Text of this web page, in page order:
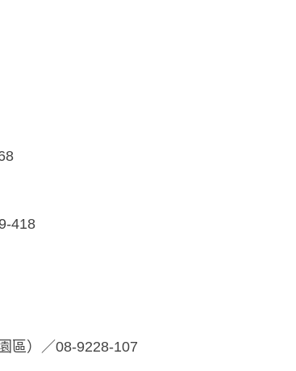
418
區）／08-9228-107